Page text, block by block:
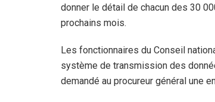
donner le détail de chacun des 30
prochains mois.
Les fonctionnaires du Conseil
système de transmission des
demandé au procureur général une